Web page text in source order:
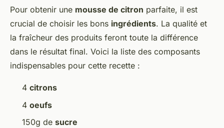
Pour obtenir une mousse de citron parfaite, il est
crucial de choisir les bons ingrédients. La qualité et
la fraîcheur des produits feront toute la différence
dans le résultat final. Voici la liste des composants
indispensables pour cette recette :
4 citrons
4 oeufs
150g de sucre